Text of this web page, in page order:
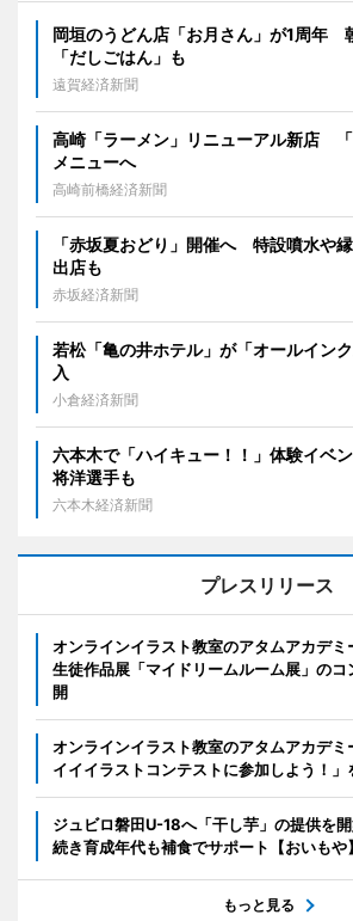
岡垣のうどん店「お月さん」が1周年
「だしごはん」も
遠賀経済新聞
高崎「ラーメン」リニューアル新店
メニューへ
高崎前橋経済新聞
「赤坂夏おどり」開催へ 特設噴水や
出店も
赤坂経済新聞
若松「亀の井ホテル」が「オールイン
入
小倉経済新聞
六本木で「ハイキュー！！」体験イベ
将洋選手も
六本木経済新聞
プレスリリース
オンラインイラスト教室のアタムアカデ
生徒作品展「マイドリームルーム展」の
開
オンラインイラスト教室のアタムアカデミ
イイイラストコンテストに参加しよう！」
ジュビロ磐田U-18へ「干し芋」の提供を
続き育成年代も補食でサポート【おいもや】
もっと見る